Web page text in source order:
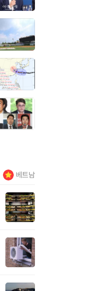
베트남